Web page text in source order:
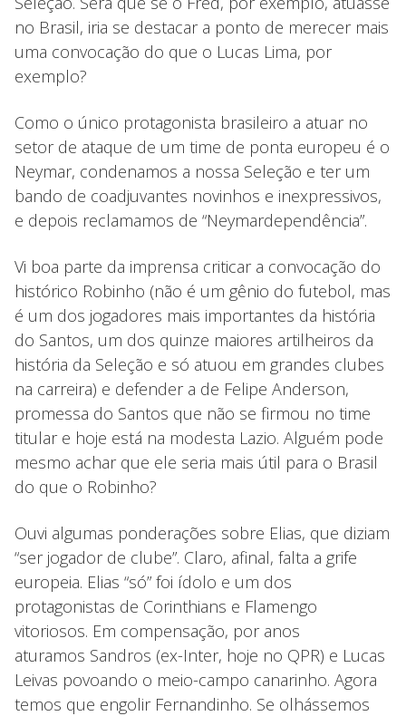
no Brasil, iria se destacar a ponto de merecer mais
uma convocação do que o Lucas Lima, por
exemplo?
Como o único protagonista brasileiro a atuar no
setor de ataque de um time de ponta europeu é o
Neymar, condenamos a nossa Seleção e ter um
bando de coadjuvantes novinhos e inexpressivos,
e depois reclamamos de “Neymardependência”.
Vi boa parte da imprensa criticar a convocação do
histórico Robinho (não é um gênio do futebol, mas
é um dos jogadores mais importantes da história
do Santos, um dos quinze maiores artilheiros da
história da Seleção e só atuou em grandes clubes
na carreira) e defender a de Felipe Anderson,
promessa do Santos que não se firmou no time
titular e hoje está na modesta Lazio. Alguém pode
mesmo achar que ele seria mais útil para o Brasil
do que o Robinho?
Ouvi algumas ponderações sobre Elias, que diziam
“ser jogador de clube”. Claro, afinal, falta a grife
europeia. Elias “só” foi ídolo e um dos
protagonistas de Corinthians e Flamengo
vitoriosos. Em compensação, por anos
aturamos Sandros (ex-Inter, hoje no QPR) e Lucas
Leivas povoando o meio-campo canarinho. Agora
temos que engolir Fernandinho. Se olhássemos